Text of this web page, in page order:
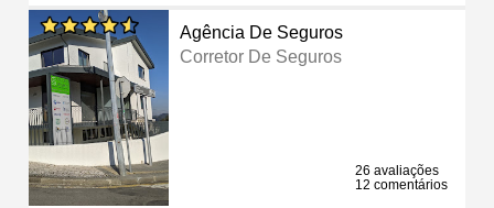
Agência De Seguros
Corretor De Seguros
26 avaliações
12 comentários